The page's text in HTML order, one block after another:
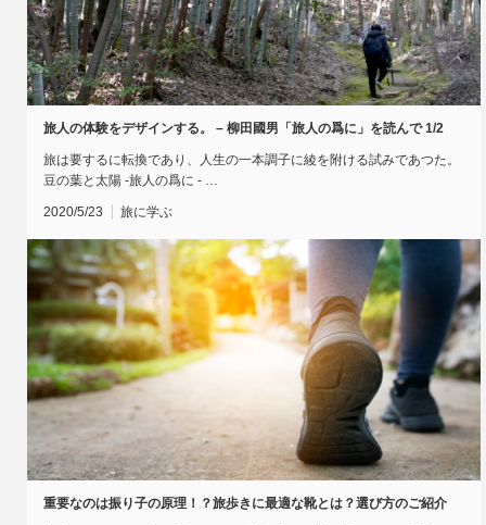
旅人の体験をデザインする。 – 柳田國男「旅人の爲に」を読んで 1/2
旅は要するに転換であり、人生の一本調子に綾を附ける試みであつた。
豆の葉と太陽 -旅人の爲に - …
2020/5/23 旅に学ぶ
重要なのは振り子の原理！？旅歩きに最適な靴とは？選び方のご紹介